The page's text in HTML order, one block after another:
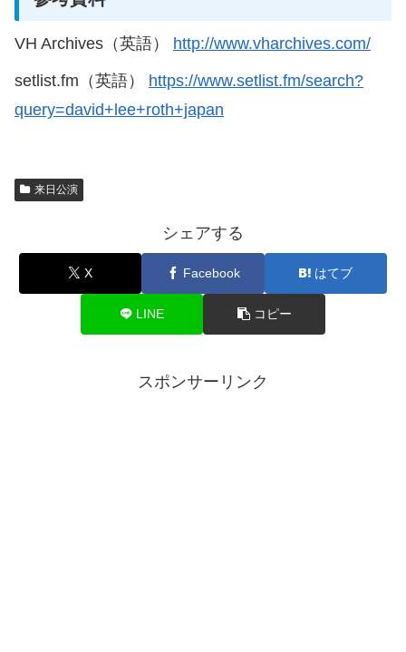
VH Archives（英語） http://www.vharchives.com/
setlist.fm（英語） https://www.setlist.fm/search?
query=david+lee+roth+japan
来日公演
シェアする
X Facebook はてブ
LINE コピー
スポンサーリンク